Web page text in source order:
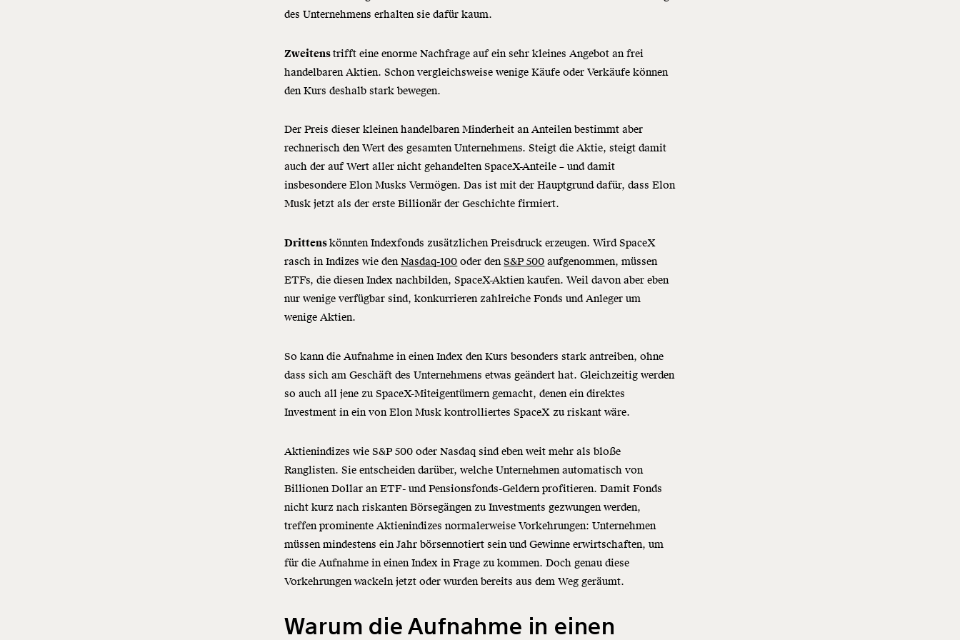
des Unternehmens erhalten sie dafür kaum.
Zweitenstrifft eine enorme Nachfrage auf ein sehr kleines Angebot an frei
handelbaren Aktien. Schon vergleichsweise wenige Käufe oder Verkäufe können
den Kurs deshalb stark bewegen.
Der Preis dieser kleinen handelbaren Minderheit an Anteilen bestimmt aber
rechnerisch den Wert des gesamten Unternehmens. Steigt die Aktie, steigt damit
auch der auf Wert aller nicht gehandelten SpaceX-Anteile – und damit
insbesondere Elon Musks Vermögen. Das ist mit der Hauptgrund dafür, dass Elon
Musk jetzt als der erste Billionär der Geschichte firmiert.
Drittenskönnten Indexfonds zusätzlichen Preisdruck erzeugen. Wird SpaceX
rasch in Indizes wie denNasdaq-100 oder denS&P 500 aufgenommen, müssen
ETFs, die diesen Index nachbilden, SpaceX-Aktien kaufen. Weil davon aber eben
nur wenige verfügbar sind, konkurrieren zahlreiche Fonds und Anleger um
wenige Aktien.
So kann die Aufnahme in einen Index den Kurs besonders stark antreiben, ohne
dass sich am Geschäft des Unternehmens etwas geändert hat. Gleichzeitig werden
so auch all jene zu SpaceX-Miteigentümern gemacht, denen ein direktes
Investment in ein von Elon Musk kontrolliertes SpaceX zu riskant wäre.
Aktienindizes wie S&P 500 oder Nasdaq sind eben weit mehr als bloße
Ranglisten. Sie entscheiden darüber, welche Unternehmen automatisch von
Billionen Dollar an ETF- und Pensionsfonds-Geldern profitieren. Damit Fonds
nicht kurz nach riskanten Börsegängen zu Investments gezwungen werden,
treffen prominente Aktienindizes normalerweise Vorkehrungen: Unternehmen
müssen mindestens ein Jahr börsennotiert sein und Gewinne erwirtschaften, um
für die Aufnahme in einen Index in Frage zu kommen. Doch genau diese
Vorkehrungen wackeln jetzt oder wurden bereits aus dem Weg geräumt.
Warum die Aufnahme in einen